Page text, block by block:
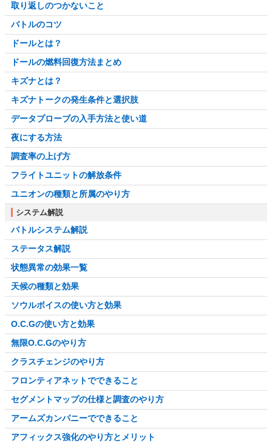
取り返しのつかないこと
バトルのコツ
ドールとは？
ドールの燃料回復方法まとめ
キズナとは？
キズナトークの発生条件と選択肢
データプローブの入手方法と使い道
夜にする方法
調査率の上げ方
フライトユニットの解放条件
ユニオンの種類と所属のやり方
システム解説
バトルシステム解説
ステータス解説
状態異常の効果一覧
天候の種類と効果
ソウルボイスの使い方と効果
O.C.Gの使い方と効果
無限O.C.Gのやり方
クラスチェンジのやり方
フロンティアネットでできること
セグメントマップの仕様と調査のやり方
アームズカンパニーでできること
アフィックス強化のやり方とメリット